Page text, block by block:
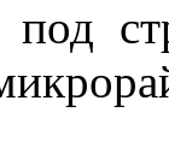
под